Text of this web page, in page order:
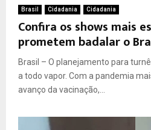
Brasil Cidadania Cidadania
Confira os shows mais
prometem badalar o
Brasil – O planejamento para
a todo vapor. Com a pandemia
avanço da vacinação,...